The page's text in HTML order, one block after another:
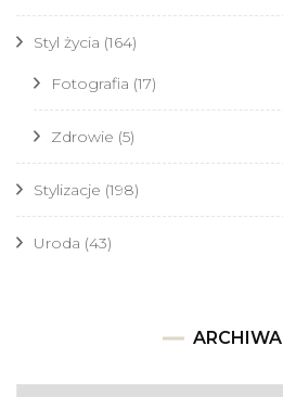
Styl życia (164)
Fotografia (17)
Zdrowie (5)
Stylizacje (198)
Uroda (43)
ARCHIWA
Archiwa